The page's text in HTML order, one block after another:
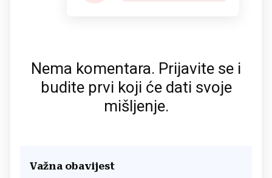
Nema komentara. Prijavite se i
budite prvi koji će dati svoje
mišljenje.
Važna obavijest